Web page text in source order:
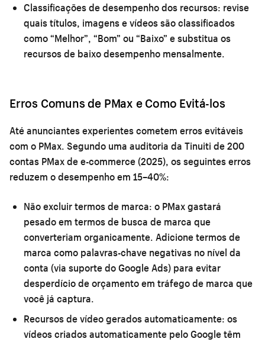
Classificações de desempenho dos recursos: revise
quais títulos, imagens e vídeos são classificados
como “Melhor”, “Bom” ou “Baixo” e substitua os
recursos de baixo desempenho mensalmente.
Erros Comuns de PMax e Como Evitá-los
Até anunciantes experientes cometem erros evitáveis
com o PMax. Segundo uma auditoria da Tinuiti de 200
contas PMax de e-commerce (2025), os seguintes erros
reduzem o desempenho em 15–40%:
Não excluir termos de marca: o PMax gastará
pesado em termos de busca de marca que
converteriam organicamente. Adicione termos de
marca como palavras-chave negativas no nível da
conta (via suporte do Google Ads) para evitar
desperdício de orçamento em tráfego de marca que
você já captura.
Recursos de vídeo gerados automaticamente: os
vídeos criados automaticamente pelo Google têm